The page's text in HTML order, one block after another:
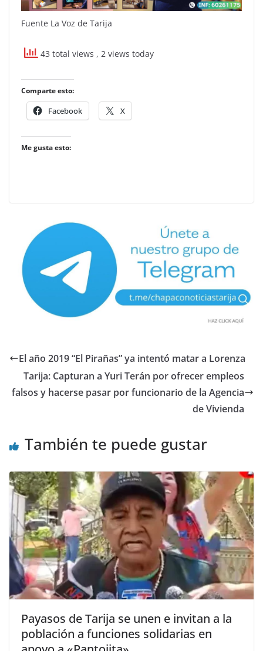
Fuente La Voz de Tarija
43 total views , 2 views today
Comparte esto:
Facebook X
Me gusta esto:
El año 2019 “El Pirañas” ya intentó matar a Lorenza
Tarija: Capturan a Yuri Terán por ofrecer empleos
falsos y hacerse pasar por funcionario de la Agencia
de Vivienda
También te puede gustar
Payasos de Tarija se unen e invitan a la
población a funciones solidarias en